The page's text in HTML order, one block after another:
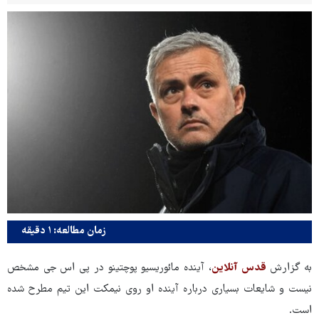
زمان مطالعه: ۱ دقیقه
به گزارش قدس آنلاین، آینده مائوریسیو پوچتینو در پی اس جی مشخص
نیست و شایعات بسیاری درباره آینده او روی نیمکت این تیم مطرح شده
است.